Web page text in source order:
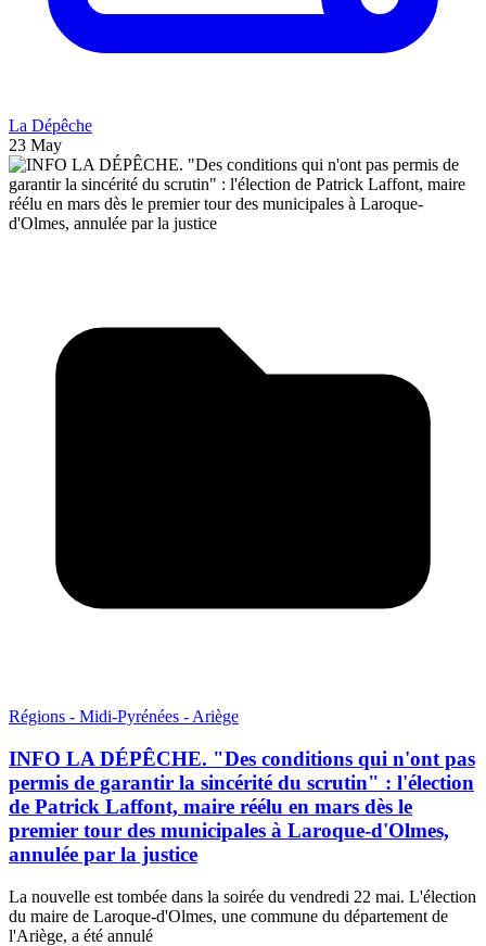
La Dépêche
23 May
Régions - Midi-Pyrénées - Ariège
INFO LA DÉPÊCHE. "Des conditions qui n'ont pas
permis de garantir la sincérité du scrutin" : l'élection
de Patrick Laffont, maire réélu en mars dès le
premier tour des municipales à Laroque-d'Olmes,
annulée par la justice
La nouvelle est tombée dans la soirée du vendredi 22 mai. L'élection
du maire de Laroque-d'Olmes, une commune du département de
l'Ariège, a été annulé